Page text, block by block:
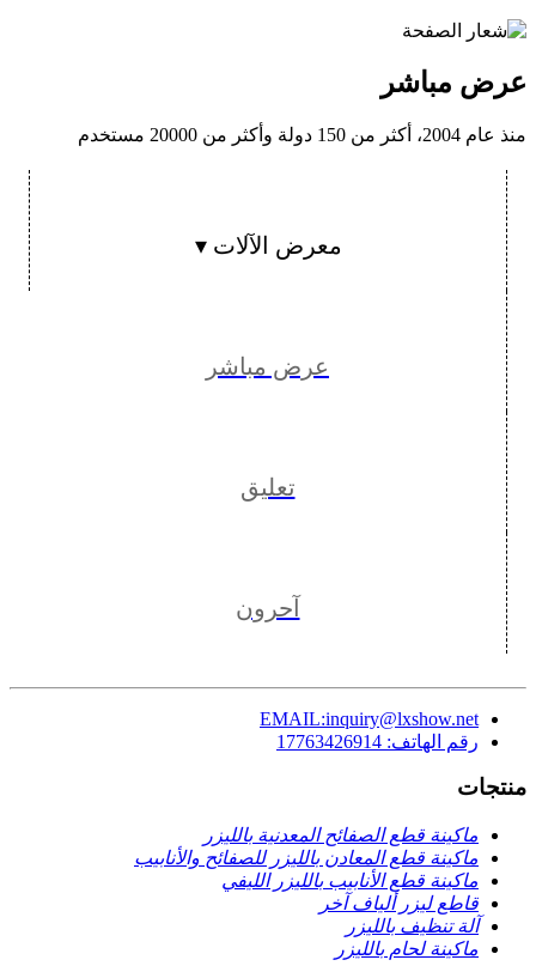
عرض مباشر
منذ عام 2004، أكثر من 150 دولة وأكثر من 20000 مستخدم
معرض الآلات ▾
عرض مباشر
تعليق
آحرون
EMAIL:inquiry@lxshow.net
رقم الهاتف: 17763426914
منتجات
ماكينة قطع الصفائح المعدنية بالليزر
ماكينة قطع المعادن بالليزر للصفائح والأنابيب
ماكينة قطع الأنابيب بالليزر الليفي
قاطع ليزر ألياف آخر
آلة تنظيف بالليزر
ماكينة لحام بالليزر